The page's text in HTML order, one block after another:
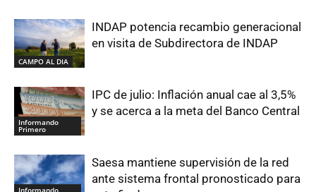
CAMPO AL DIA
INDAP potencia recambio generacional
en visita de Subdirectora de INDAP
Informando
Primero
IPC de julio: Inflación anual cae al 3,5%
y se acerca a la meta del Banco Central
Informando
Saesa mantiene supervisión de la red
ante sistema frontal pronosticado para